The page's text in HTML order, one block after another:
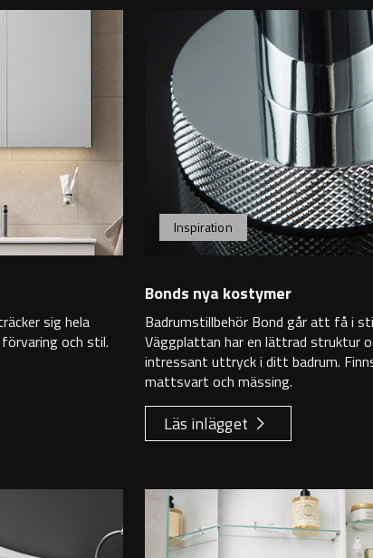
sig hela
och stil.
Inspiration
Bonds nya kostymer
Badrumstillbehör Bond går att få i
Väggplattan har en lättrad struktur
intressant uttryck i ditt badrum.
mattsvart och mässing.
Läs inlägget